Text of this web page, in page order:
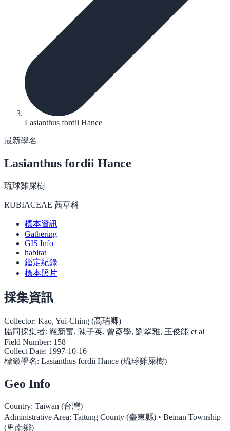
Lasianthus fordii Hance
最新學名
Lasianthus fordii Hance
琉球雞屎樹
RUBIACEAE 茜草科
標本資訊
Gathering
GIS Info
habitat
鑑定紀錄
標本照片
採集資訊
Collector: Kao, Yui-Ching (高瑞卿)
協同採集者: 嚴新富, 陳子英, 曾彥學, 劉翠雅, 王俊能 et al
Field Number: 158
Collect Date: 1997-10-16
標籤學名: Lasianthus fordii Hance (琉球雞屎樹)
Geo Info
Country: Taiwan (台灣)
Administrative Area: Taitung County (臺東縣) • Beinan Township
(卑南鄉)